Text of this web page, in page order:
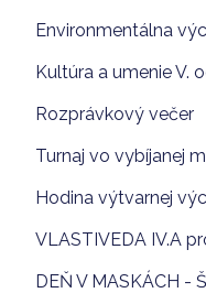
Environmentálna
Kultúra a umenie V.
Rozprávkový večer
Turnaj vo vybíjanej
Hodina výtvarnej
VLASTIVEDA IV.A
DEŇ V MASKÁCH -